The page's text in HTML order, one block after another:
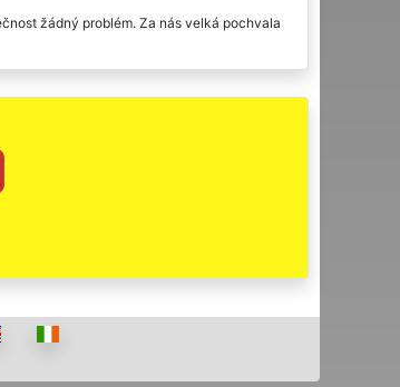
žádný problém. Za nás velká pochvala